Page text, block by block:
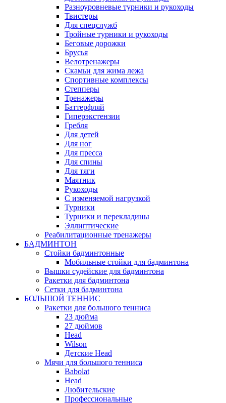
Разноуровневые турники и рукоходы
Твистеры
Для спецслужб
Тройные турники и рукоходы
Беговые дорожки
Брусья
Велотренажеры
Скамьи для жима лежа
Спортивные комплексы
Степперы
Тренажеры
Баттерфляй
Гиперэкстензии
Гребля
Для детей
Для ног
Для пресса
Для спины
Для тяги
Маятник
Рукоходы
С изменяемой нагрузкой
Турники
Турники и перекладины
Эллиптические
Реабилитационные тренажеры
БАДМИНТОН
Стойки бадминтонные
Мобильные стойки для бадминтона
Вышки судейские для бадминтона
Ракетки для бадминтона
Сетки для бадминтона
БОЛЬШОЙ ТЕННИС
Ракетки для большого тенниса
23 дюйма
27 дюймов
Head
Wilson
Детские Head
Мячи для большого тенниса
Babolat
Head
Любительские
Профессиональные